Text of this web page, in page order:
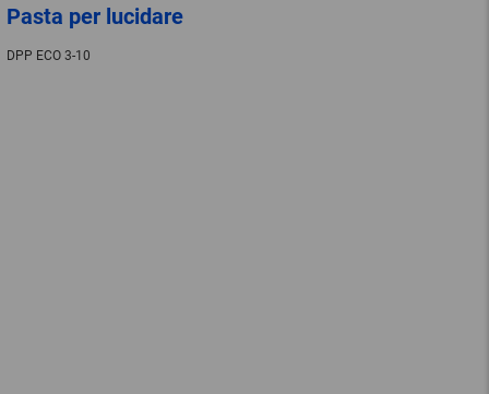
Pasta per lucidare
DPP ECO 3-10